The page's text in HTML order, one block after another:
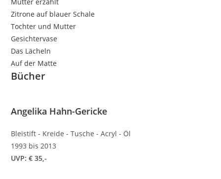
Zitrone auf blauer Schale
Tochter und Mutter
Gesichtervase
Das Lächeln
Auf der Matte
Bücher
Angelika Hahn-Gericke
Bleistift - Kreide - Tusche - Acryl - Öl
1993 bis 2013
UVP: € 35,-